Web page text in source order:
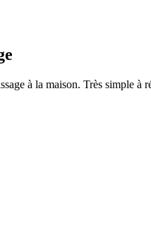
à la maison. Très simple